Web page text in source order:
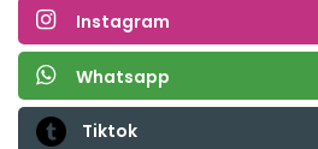
Instagram
Whatsapp
Tiktok